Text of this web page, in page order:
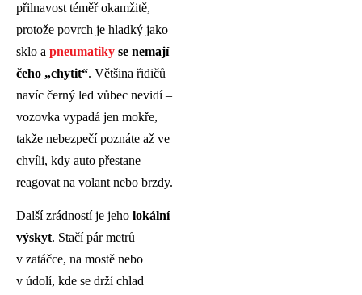
přilnavost téměř okamžitě,
protože povrch je hladký jako
sklo a pneumatiky se nemají
čeho „chytit“. Většina řidičů
navíc černý led vůbec nevidí –
vozovka vypadá jen mokře,
takže nebezpečí poznáte až ve
chvíli, kdy auto přestane
reagovat na volant nebo brzdy.
Další zrádností je jeho lokální
výskyt. Stačí pár metrů
v zatáčce, na mostě nebo
v údolí, kde se drží chlad